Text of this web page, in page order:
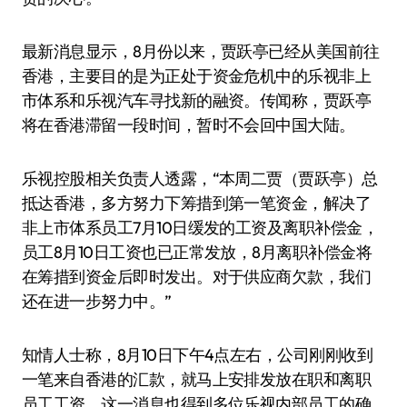
最新消息显示，8月份以来，贾跃亭已经从美国前往
香港，主要目的是为正处于资金危机中的乐视非上
市体系和乐视汽车寻找新的融资。传闻称，贾跃亭
将在香港滞留一段时间，暂时不会回中国大陆。
乐视控股相关负责人透露，“本周二贾（贾跃亭）总
抵达香港，多方努力下筹措到第一笔资金，解决了
非上市体系员工7月10日缓发的工资及离职补偿金，
员工8月10日工资也已正常发放，8月离职补偿金将
在筹措到资金后即时发出。对于供应商欠款，我们
还在进一步努力中。”
知情人士称，8月10日下午4点左右，公司刚刚收到
一笔来自香港的汇款，就马上安排发放在职和离职